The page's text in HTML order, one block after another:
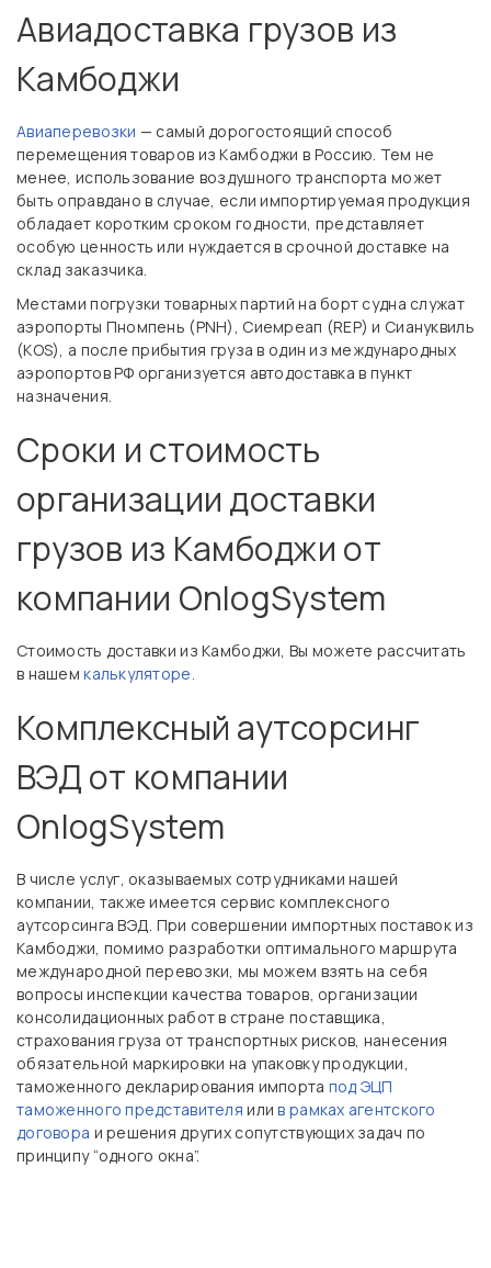
Авиадоставка грузов из
Камбоджи
Авиаперевозки — самый дорогостоящий способ
перемещения товаров из Камбоджи в Россию. Тем не
менее, использование воздушного транспорта может
быть оправдано в случае, если импортируемая продукция
обладает коротким сроком годности, представляет
особую ценность или нуждается в срочной доставке на
склад заказчика.
Местами погрузки товарных партий на борт судна служат
аэропорты Пномпень (PNH), Сиемреап (REP) и Сиануквиль
(KOS), а после прибытия груза в один из международных
аэропортов РФ организуется автодоставка в пункт
назначения.
Сроки и стоимость
организации доставки
грузов из Камбоджи от
компании OnlogSystem
Стоимость доставки из Камбоджи, Вы можете рассчитать
в нашемкалькуляторе.
Комплексный аутсорсинг
ВЭД от компании
OnlogSystem
В числе услуг, оказываемых сотрудниками нашей
компании, также имеется сервис комплексного
аутсорсинга ВЭД. При совершении импортных поставок из
Камбоджи, помимо разработки оптимального маршрута
международной перевозки, мы можем взять на себя
вопросы инспекции качества товаров, организации
консолидационных работ в стране поставщика,
страхования груза от транспортных рисков, нанесения
обязательной маркировки на упаковку продукции,
таможенного декларирования импорта под ЭЦП
таможенного представителя илив рамках агентского
договора и решения других сопутствующих задач по
принципу “одного окна”.